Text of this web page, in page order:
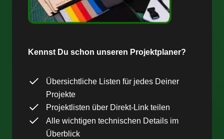
Kennst Du schon unseren Projektplaner?
Übersichtliche Listen für jedes Deiner
Projekte
Projektlisten über Direkt-Link teilen
Alle wichtigen technischen Details im
Überblick